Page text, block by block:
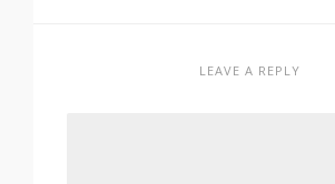
LEAVE A REPLY